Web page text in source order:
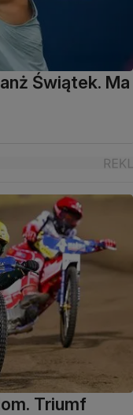
Świątek. Ma
Triumf